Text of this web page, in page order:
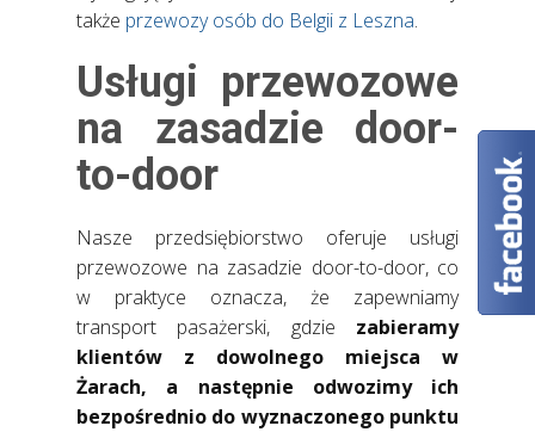
także przewozy osób do Belgii z Leszna.
Usługi przewozowe
na zasadzie door-
to-door
Nasze przedsiębiorstwo oferuje usługi
przewozowe na zasadzie door-to-door, co
w praktyce oznacza, że zapewniamy
transport pasażerski, gdzie zabieramy
klientów z dowolnego miejsca w
Żarach, a następnie odwozimy ich
bezpośrednio do wyznaczonego punktu